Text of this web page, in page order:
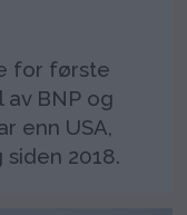
for første
BNP og
enn USA,
2018.